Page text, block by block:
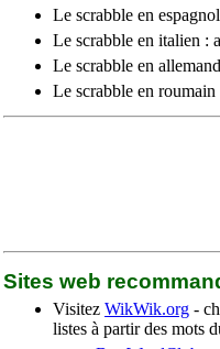
Le scrabble en
Le scrabble en italien :
Le scrabble en
Le scrabble en
Sites web
Visitez WikWik.org -
listes à partir des mots